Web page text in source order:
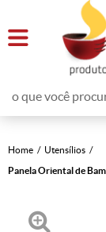
Home
Utensílios
Panela Oriental de